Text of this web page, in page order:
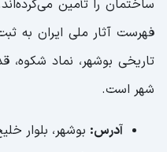
فهرست آثار ملی ایران به
تاریخی بوشهر، نماد
شهر است.
آدرس: بوشهر، بلوار